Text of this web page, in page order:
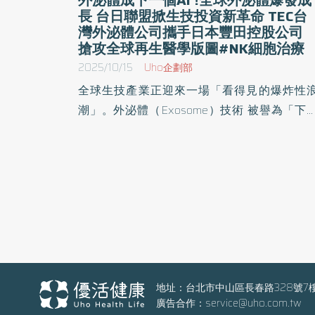
長 台日聯盟掀生技投資新革命 TEC台
灣外泌體公司攜手日本豐田控股公司
搶攻全球再生醫學版圖#NK細胞治療
2025/10/15 Uho企劃部
全球生技產業正迎來一場「看得見的爆炸性
潮」。外泌體（Exosome）技術 被譽為「下一
路」，打造新世代亞洲生技聯盟，預期將重塑
球再生醫學產業版圖。 外泌體市場潛力驚人 年
複合成長率高達18% 依據國際研究機構指出，
地址：台北市中山區長春路328號7
廣告合作： service@uho.com.tw